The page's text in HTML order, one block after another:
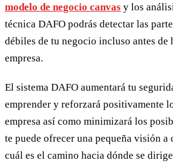
modelo de negocio canvas y los
técnica DAFO podrás detectar las
débiles de tu negocio incluso antes de
empresa.
El sistema DAFO aumentará tu
emprender y reforzará positivamente
empresa así como minimizará los
te puede ofrecer una pequeña visión
cuál es el camino hacia dónde se